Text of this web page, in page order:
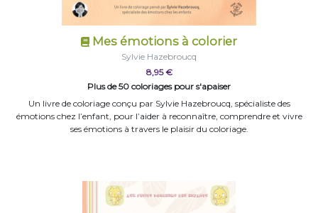
Mes émotions à colorier
Sylvie Hazebroucq
8,95 €
Plus de 50 coloriages pour s'apaiser
Un livre de coloriage conçu par Sylvie Hazebroucq, spécialiste des
émotions chez l’enfant, pour l’aider à reconnaître, comprendre et vivre
ses émotions à travers le plaisir du coloriage.